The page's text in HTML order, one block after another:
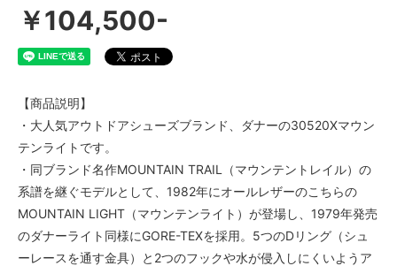
￥104,500-
【商品説明】
・大人気アウトドアシューズブランド、ダナーの30520Xマウン
テンライトです。
・同ブランド名作MOUNTAIN TRAIL（マウンテントレイル）の
系譜を継ぐモデルとして、1982年にオールレザーのこちらの
MOUNTAIN LIGHT（マウンテンライト）が登場し、1979年発売
のダナーライト同様にGORE-TEXを採用。5つのDリング（シュ
ーレースを通す金具）と2つのフックや水が侵入しにくいようア